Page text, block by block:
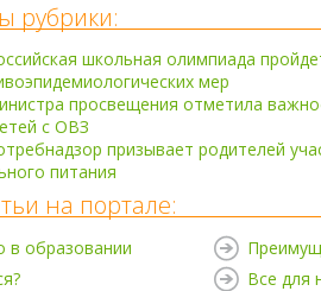
рубрики:
школьная олимпиада
мер
просвещения отметила
с ОВЗ
призывает родителей
питания
на портале:
в образовании
Все для